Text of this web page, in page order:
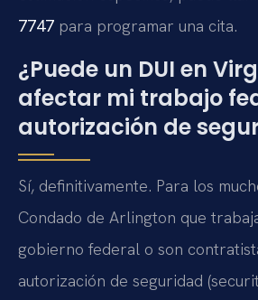
7747 para programar una cita.
¿Puede un DUI en
afectar mi trabajo
autorización de
Sí, definitivamente. Para los
Condado de Arlington que
gobierno federal o son
autorización de seguridad (